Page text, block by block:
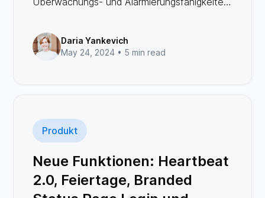
Daria Yankevich
May 24, 2024 • 5 min read
Produkt
Neue Funktionen: Heartbeat
2.0, Feiertage, Branded